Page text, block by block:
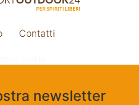
Contatti
newsletter